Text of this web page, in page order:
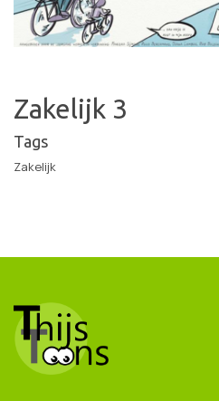
Zakelijk 3
Tags
Zakelijk